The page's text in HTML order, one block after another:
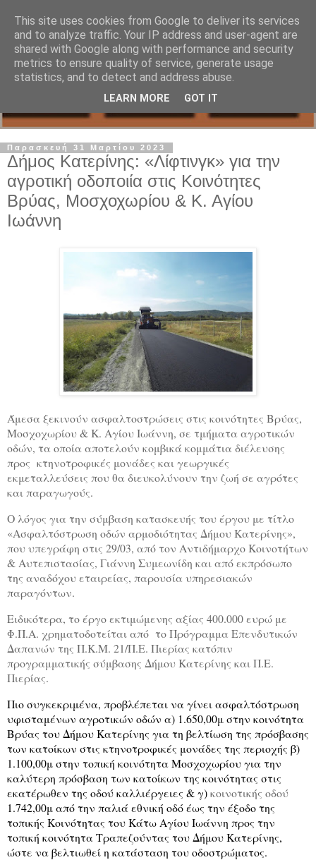
Παρασκευή 31 Μαρτίου 2023
Δήμος Κατερίνης: «Λίφτινγκ» για την
αγροτική οδοποιία στις Κοινότητες
Βρύας, Μοσχοχωρίου & Κ. Αγίου
Ιωάννη
Άμεσα ξεκινούν ασφαλτοστρώσεις στις κοινότητες Βρύας,
Μοσχοχωρίου & Κ. Αγίου Ιωάννη, σε τμήματα αγροτικών
οδών, τα οποία αποτελούν κομβικά κομμάτια διέλευσης
προς κτηνοτροφικές μονάδες και γεωργικές
εκμεταλλεύσεις που θα διευκολύνουν την ζωή σε αγρότες
και παραγωγούς.
Ο λόγος για την σύμβαση κατασκευής του έργου με τίτλο
«Ασφαλτόστρωση οδών αρμοδιότητας Δήμου Κατερίνης»,
που υπεγράφη στις 29/03, από τον Αντιδήμαρχο Κοινοτήτων
& Αυτεπιστασίας, Γιάννη Συμεωνίδη και από εκπρόσωπο
της αναδόχου εταιρείας, παρουσία υπηρεσιακών
παραγόντων.
Ειδικότερα, το έργο εκτιμώμενης αξίας 400.000 ευρώ με
Φ.Π.Α. χρηματοδοτείται από το Πρόγραμμα Επενδυτικών
Δαπανών της Π.Κ.Μ. 21/Π.Ε. Πιερίας κατόπιν
προγραμματικής σύμβασης Δήμου Κατερίνης και Π.Ε.
Πιερίας.
Πιο συγκεκριμένα, προβλέπεται να γίνει ασφαλτόστρωση
υφισταμένων αγροτικών οδών α) 1.650,00μ στην κοινότητα
Βρύας του Δήμου Κατερίνης για τη βελτίωση της πρόσβασης
των κατοίκων στις κτηνοτροφικές μονάδες της περιοχής β)
1.100,00μ στην τοπική κοινότητα Μοσχοχωρίου για την
καλύτερη πρόσβαση των κατοίκων της κοινότητας στις
εκατέρωθεν της οδού καλλιέργειες & γ)κοινοτικής οδού
1.742,00μ από την παλιά εθνική οδό έως την έξοδο της
τοπικής Κοινότητας του Κάτω Αγίου Ιωάννη προς την
τοπική κοινότητα Τραπεζούντας του Δήμου Κατερίνης,
ώστε να βελτιωθεί η κατάσταση του οδοστρώματος.
This site uses cookies from Google to deliver its services
and to analyze traffic. Your IP address and user-agent are
shared with Google along with performance and security
metrics to ensure quality of service, generate usage
statistics, and to detect and address abuse.
LEARN MORE GOT IT